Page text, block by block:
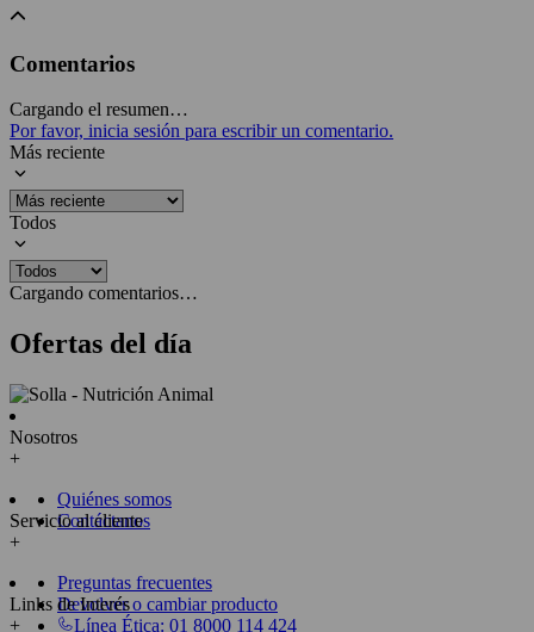
Comentarios
Cargando el resumen…
Por favor, inicia sesión para escribir un comentario.
Más reciente
Todos
Cargando comentarios…
Ofertas del día
Nosotros
+
Quiénes somos
Contáctanos
Servicio al cliente
+
Preguntas frecuentes
Devolver o cambiar producto
Línea Ética: 01 8000 114 424
Links de Interés
+